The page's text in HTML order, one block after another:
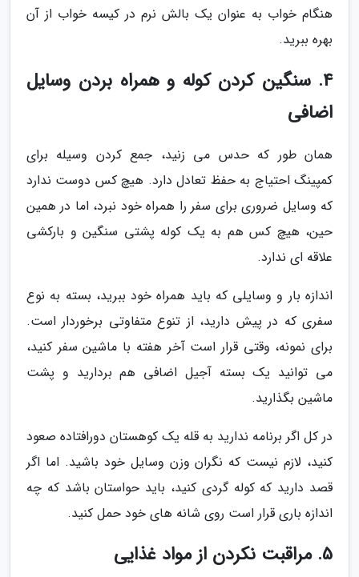
هنگام خواب به عنوان یک بالش نرم در کیسه خواب از آن
بهره ببرید.
4. سنگین کردن کوله و همراه بردن وسایل
اضافی
همان طور که حدس می زنید، جمع کردن وسیله برای
کمپینگ احتیاج به حفظ تعادل دارد. هیچ کس دوست ندارد
که وسایل ضروری برای سفر را همراه خود نبرد، اما در همین
حین، هیچ کس هم به یک کوله پشتی سنگین و بارکشی
علاقه ای ندارد.
اندازه بار و وسایلی که باید همراه خود ببرید، بسته به نوع
سفری که در پیش دارید، از تنوع متفاوتی برخوردار است.
برای نمونه، وقتی قرار است آخر هفته با ماشین سفر کنید،
می توانید یک بسته آجیل اضافی هم بردارید و پشت
ماشین بگذارید.
در کل اگر برنامه ندارید به قله یک کوهستان دورافتاده صعود
کنید، لازم نیست که نگران وزن وسایل خود باشید. اما اگر
قصد دارید که کوله گردی کنید، باید حواستان باشد که چه
اندازه باری قرار است روی شانه های خود حمل کنید.
5. مراقبت نکردن از مواد غذایی